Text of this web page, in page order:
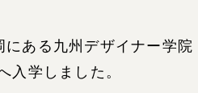
にある九州デザイナー学
入学しました。